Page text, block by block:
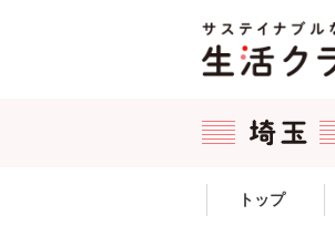
ここからサイト内共通メニューです。
サイト内共通メニューをスキップする
トップ